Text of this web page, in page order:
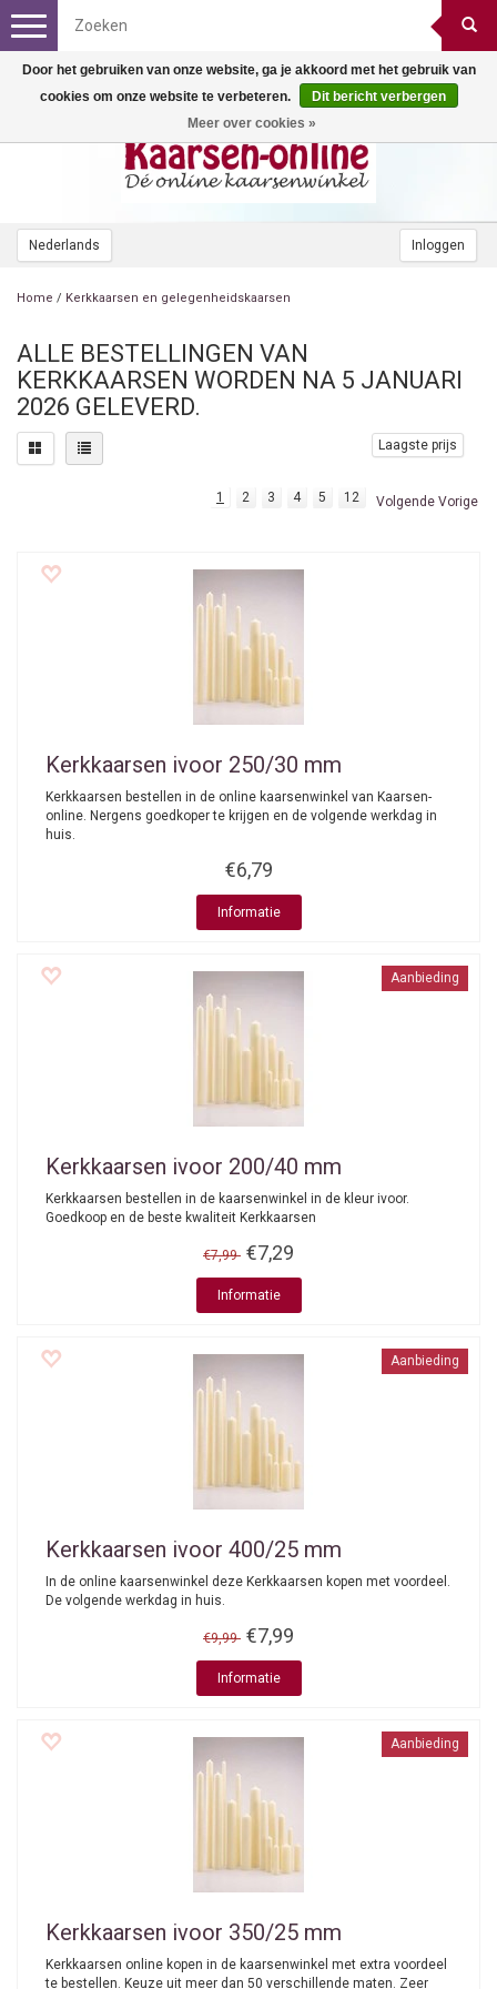
Nederlands Inloggen
Toggle
navigation
Home / Kerkkaarsen en gelegenheidskaarsen
ALLE BESTELLINGEN VAN
KERKKAARSEN WORDEN NA 5 JANUARI
2026 GELEVERD.
Laagste prijs
1 2 3 4 5 12 Volgende Vorige
Kerkkaarsen ivoor 250/30 mm
Kerkkaarsen bestellen in de online kaarsenwinkel van Kaarsen-
online. Nergens goedkoper te krijgen en de volgende werkdag in
huis.
€6,79
Informatie
Aanbieding
Kerkkaarsen ivoor 200/40 mm
Kerkkaarsen bestellen in de kaarsenwinkel in de kleur ivoor.
Goedkoop en de beste kwaliteit Kerkkaarsen
€7,99 €7,29
Informatie
Aanbieding
Kerkkaarsen ivoor 400/25 mm
In de online kaarsenwinkel deze Kerkkaarsen kopen met voordeel.
De volgende werkdag in huis.
€9,99 €7,99
Informatie
Aanbieding
Kerkkaarsen ivoor 350/25 mm
Kerkkaarsen online kopen in de kaarsenwinkel met extra voordeel
te bestellen. Keuze uit meer dan 50 verschillende maten. Zeer
Door het gebruiken van onze website, ga je akkoord met het gebruik van
cookies om onze website te verbeteren.
Dit bericht verbergen
Meer over cookies »